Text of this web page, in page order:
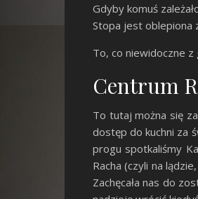
Gdyby komuś
Stopa jest oblepiona
To, co niewidoczne z
Centrum
To tutaj można się
dostęp do kuchni za
progu spotkaliśmy
Racha (czyli na
Zachęcała nas do